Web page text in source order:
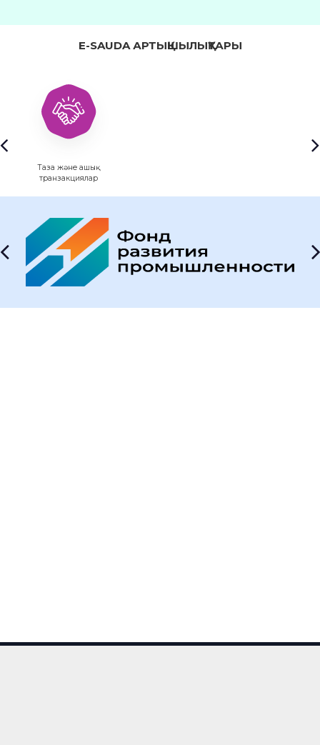
E-SAUDA АРТЫҚШЫЛЫҚТАРЫ
Таза және ашық
транзакциялар